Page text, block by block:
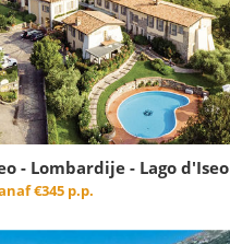
- Lombardije - Lago d'Iseo
€345 p.p.